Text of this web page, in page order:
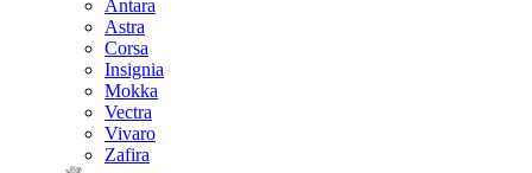
Antara
Astra
Corsa
Insignia
Mokka
Vectra
Vivaro
Zafira